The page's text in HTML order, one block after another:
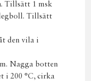
Tillsätt 1 msk
Tillsätt
den vila i
Nagga botten
i 200 °C, cirka